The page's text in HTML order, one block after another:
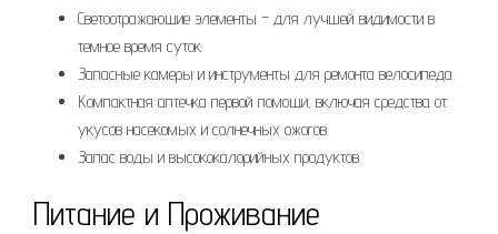
Светоотражающие элементы – для лучшей видимости в
темное время суток.
Запасные камеры и инструменты для ремонта велосипеда.
Компактная аптечка первой помощи, включая средства от
укусов насекомых и солнечных ожогов.
Запас воды и высококалорийных продуктов.
Питание и Проживание